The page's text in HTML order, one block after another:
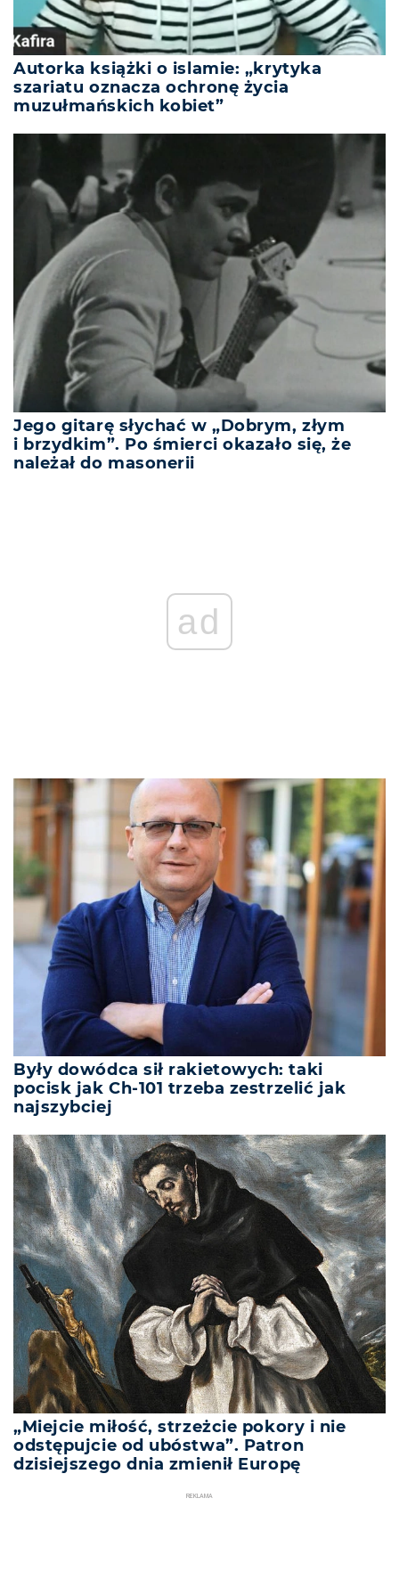
Autorka książki o islamie: „krytyka
szariatu oznacza ochronę życia
muzułmańskich kobiet”
Jego gitarę słychać w „Dobrym, złym
i brzydkim”. Po śmierci okazało się, że
należał do masonerii
ad
Były dowódca sił rakietowych: taki
pocisk jak Ch-101 trzeba zestrzelić jak
najszybciej
„Miejcie miłość, strzeżcie pokory i nie
odstępujcie od ubóstwa”. Patron
dzisiejszego dnia zmienił Europę
REKLAMA